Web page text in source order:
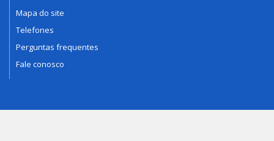
Mapa do site
Telefones
Perguntas frequentes
Fale conosco